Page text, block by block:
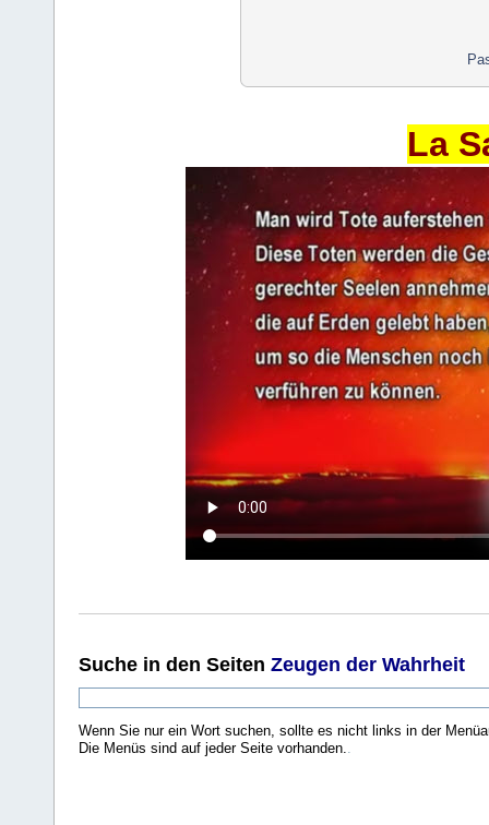
La
Suche in den Seiten Zeugen der Wahrheit
Wenn Sie nur ein Wort suchen, sollte es nicht links in der
Die Menüs sind auf jeder Seite vorhanden.